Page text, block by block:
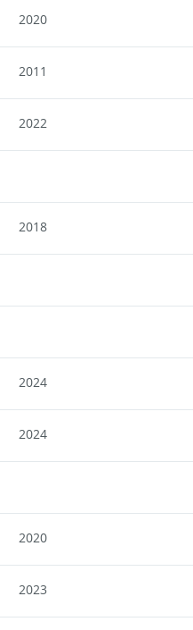
2020
2011
2022
2018
2024
2024
2020
2023